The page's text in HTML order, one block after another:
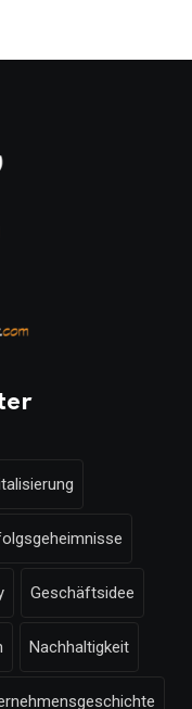
Geschäftsidee
Nachhaltigkeit